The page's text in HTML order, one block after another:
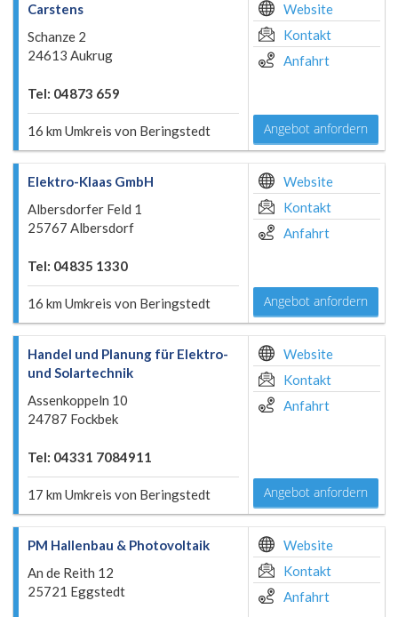
Carstens
Schanze 2
24613 Aukrug
Tel: 04873 659
16 km Umkreis von Beringstedt
Website
Kontakt
Anfahrt
Angebot anfordern
Elektro-Klaas GmbH
Albersdorfer Feld 1
25767 Albersdorf
Tel: 04835 1330
16 km Umkreis von Beringstedt
Website
Kontakt
Anfahrt
Angebot anfordern
Handel und Planung für Elektro-
und Solartechnik
Assenkoppeln 10
24787 Fockbek
Tel: 04331 7084911
17 km Umkreis von Beringstedt
Website
Kontakt
Anfahrt
Angebot anfordern
PM Hallenbau & Photovoltaik
An de Reith 12
25721 Eggstedt
Website
Kontakt
Anfahrt